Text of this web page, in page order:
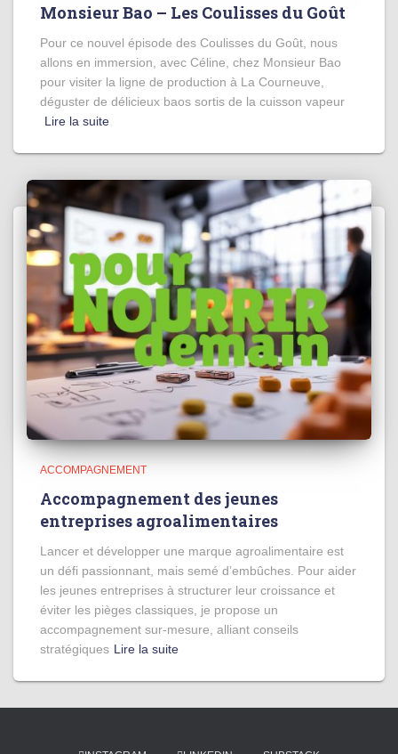
Monsieur Bao – Les Coulisses du Goût
Pour ce nouvel épisode des Coulisses du Goût, nous
allons en immersion, avec Céline, chez Monsieur Bao
pour visiter la ligne de production à La Courneuve,
déguster de délicieux baos sortis de la cuisson vapeur
Lire la suite
ACCOMPAGNEMENT
Accompagnement des jeunes
entreprises agroalimentaires
Lancer et développer une marque agroalimentaire est
un défi passionnant, mais semé d’embûches. Pour aider
les jeunes entreprises à structurer leur croissance et
éviter les pièges classiques, je propose un
accompagnement sur-mesure, alliant conseils
stratégiques Lire la suite